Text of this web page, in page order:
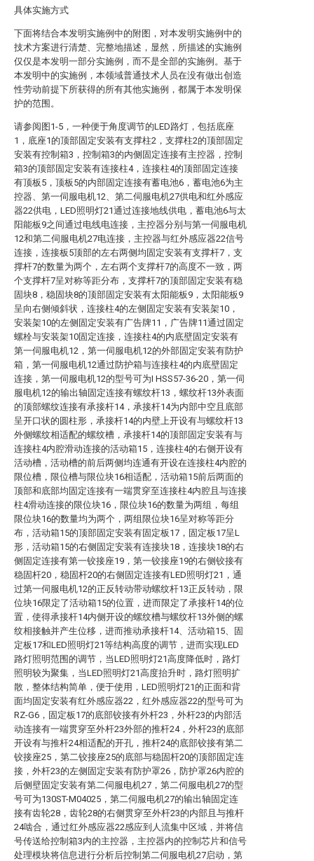
具体实施方式
下面将结合本发明实施例中的附图，对本发明实施例中的
技术方案进行清楚、完整地描述，显然，所描述的实施例
仅仅是本发明一部分实施例，而不是全部的实施例。基于
本发明中的实施例，本领域普通技术人员在没有做出创造
性劳动前提下所获得的所有其他实施例，都属于本发明保
护的范围。
请参阅图1-5，一种便于角度调节的LED路灯，包括底座
1，底座1的顶部固定安装有支撑柱2，支撑柱2的顶部固定
安装有控制箱3，控制箱3的内侧固定连接有主控器，控制
箱3的顶部固定安装有连接柱4，连接柱4的顶部固定连接
有顶板5，顶板5的内部固定连接有蓄电池6，蓄电池6为主
控器、第一伺服电机12、第二伺服电机27供电和红外感应
器22供电，LED照明灯21通过连接地线供电，蓄电池6与太
阳能板9之间通过电线电连接，主控器分别与第一伺服电机
12和第二伺服电机27电连接，主控器与红外感应器22信号
连接，连接板5顶部的左右两侧均固定安装有支撑杆7，支
撑杆7的数量为两个，左右两个支撑杆7的高度不一致，两
个支撑杆7呈对称等距分布，支撑杆7的顶部固定安装有稳
固块8，稳固块8的顶部固定安装有太阳能板9，太阳能板9
呈向右侧倾斜状，连接柱4的左侧固定安装有安装架10，
安装架10的左侧固定安装有广告牌11，广告牌11通过固定
螺栓与安装架10固定连接，连接柱4的内底壁固定安装有
第一伺服电机12，第一伺服电机12的外部固定安装有防护
箱，第一伺服电机12通过防护箱与连接柱4的内底壁固定
连接，第一伺服电机12的型号可为I HSS57-36-20，第一伺
服电机12的输出轴固定连接有螺纹杆13，螺纹杆13外表面
的顶部螺纹连接有承接杆14，承接杆14为内部中空且底部
呈开口状的圆柱形，承接杆14的内壁上开设有与螺纹杆13
外侧螺纹相适配的螺纹槽，承接杆14的顶部固定安装有与
连接柱4内腔滑动连接的活动箱15，连接柱4的右侧开设有
活动槽，活动槽的前后两侧均连通有开设在连接柱4内腔的
限位槽，限位槽与限位块16相适配，活动箱15前后两面的
顶部和底部均固定连接有一端贯穿至连接柱4内腔且与连接
柱4滑动连接的限位块16，限位块16的数量为两组，每组
限位块16的数量均为两个，两组限位块16呈对称等距分
布，活动箱15的顶部固定安装有固定板17，固定板17呈L
形，活动箱15的右侧固定安装有连接块18，连接块18的右
侧固定连接有第一铰接座19，第一铰接座19的右侧铰接有
稳固杆20，稳固杆20的右侧固定连接有LED照明灯21，通
过第一伺服电机12的正反转动带动螺纹杆13正反转动，限
位块16限定了活动箱15的位置，进而限定了承接杆14的位
置，使得承接杆14内侧开设的螺纹槽与螺纹杆13外侧的螺
纹相接触并产生位移，进而推动承接杆14、活动箱15、固
定板17和LED照明灯21等结构高度的调节，进而实现LED
路灯照明范围的调节，当LED照明灯21高度降低时，路灯
照明较为聚集，当LED照明灯21高度抬升时，路灯照明扩
散，整体结构简单，便于使用，LED照明灯21的正面和背
面均固定安装有红外感应器22，红外感应器22的型号可为
RZ-G6，固定板17的底部铰接有外杆23，外杆23的内部活
动连接有一端贯穿至外杆23外部的推杆24，外杆23的底部
开设有与推杆24相适配的开孔，推杆24的底部铰接有第二
铰接座25，第二铰接座25的底部与稳固杆20的顶部固定连
接，外杆23的左侧固定安装有防护罩26，防护罩26内腔的
后侧壁固定安装有第二伺服电机27，第二伺服电机27的型
号可为130ST-M04025，第二伺服电机27的输出轴固定连
接有齿轮28，齿轮28的右侧贯穿至外杆23的内部且与推杆
24啮合，通过红外感应器22感应到人流集中区域，并将信
号传送给控制箱3内的主控器，主控器内的控制芯片和信号
处理模块将信息进行分析后控制第二伺服电机27启动，第